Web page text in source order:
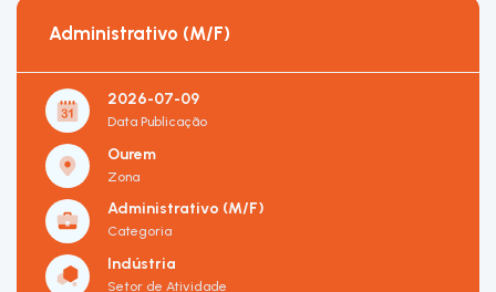
Administrativo (M/F)
2026-07-09
Data Publicação
Ourem
Zona
Administrativo (M/F)
Categoria
Indústria
Setor de Atividade